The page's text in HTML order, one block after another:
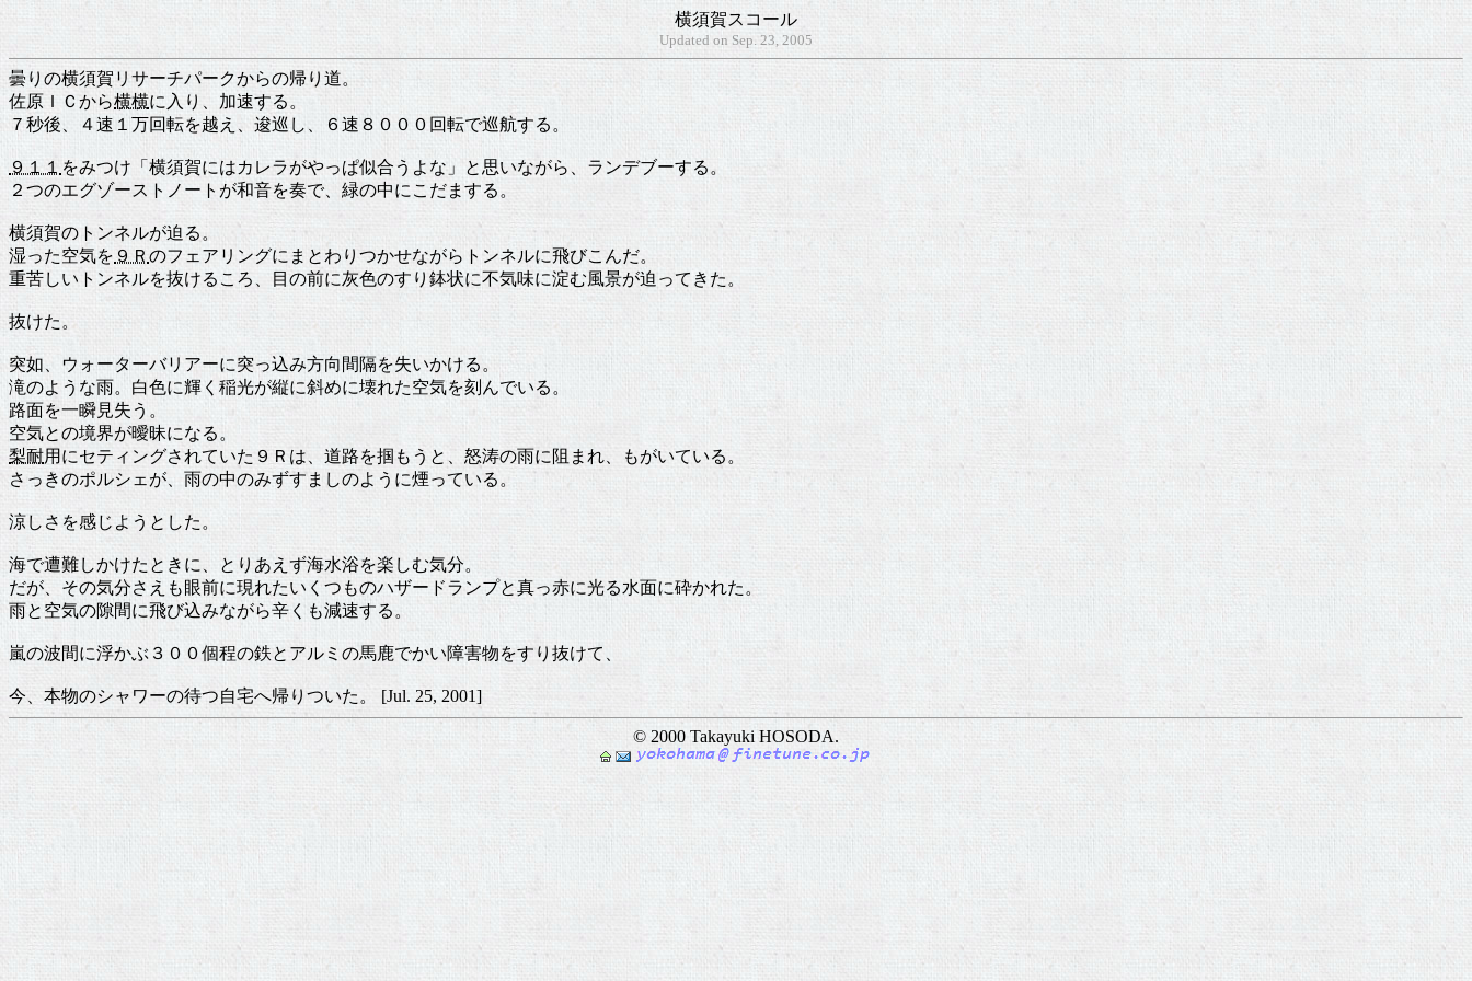
横須賀スコール
Updated on Sep. 23, 2005
曇りの横須賀リサーチパークからの帰り道。
佐原ＩＣから横横に入り、加速する。
７秒後、４速１万回転を越え、逡巡し、６速８０００回転で巡航する。
９１１ をみつけ「横須賀にはカレラがやっぱ似合うよな」と思いながら、ランデブーする。
２つのエグゾーストノートが和音を奏で、緑の中にこだまする。
横須賀のトンネルが迫る。
湿った空気を ９Ｒ のフェアリングにまとわりつかせながらトンネルに飛びこんだ。
重苦しいトンネルを抜けるころ、目の前に灰色のすり鉢状に不気味に淀む風景が迫ってきた。
抜けた。
突如、ウォーターバリアーに突っ込み方向間隔を失いかける。
滝のような雨。白色に輝く稲光が縦に斜めに壊れた空気を刻んでいる。
路面を一瞬見失う。
空気との境界が曖昧になる。
梨耐用にセティングされていた９Ｒは、道路を掴もうと、怒涛の雨に阻まれ、もがいている。
さっきのポルシェが、雨の中のみずすましのように煙っている。
涼しさを感じようとした。
海で遭難しかけたときに、とりあえず海水浴を楽しむ気分。
だが、その気分さえも眼前に現れたいくつものハザードランプと真っ赤に光る水面に砕かれた。
雨と空気の隙間に飛び込みながら辛くも減速する。
嵐の波間に浮かぶ３００個程の鉄とアルミの馬鹿でかい障害物をすり抜けて、
今、本物のシャワーの待つ自宅へ帰りついた。 [Jul. 25, 2001]
© 2000 Takayuki HOSODA.